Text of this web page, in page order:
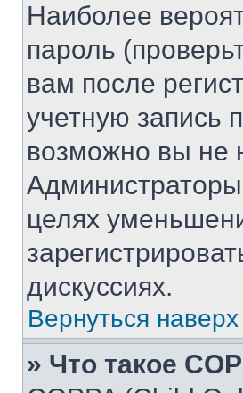
Наиболее
пароль
вам после
учетную запись
возможно вы не
Администраторы
целях
дискуссиях.
Вернуться наверх
» Что такое